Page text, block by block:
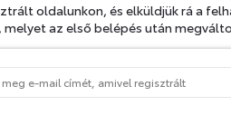
oldalunkon, és elküldjük rá a
melyet az első belépés után